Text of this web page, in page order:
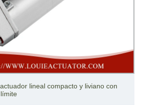
lineal compacto y liviano con